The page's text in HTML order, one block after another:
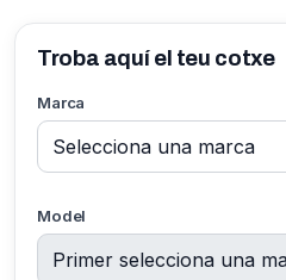
Troba aquí el teu cotxe
Marca
Model